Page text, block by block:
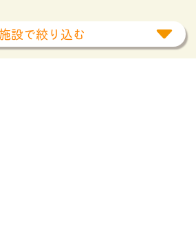
設で絞り込む